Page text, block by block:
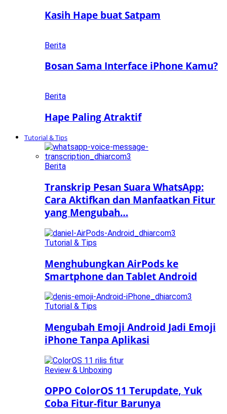
Kasih Hape buat Satpam
Berita
Bosan Sama Interface iPhone Kamu?
Berita
Hape Paling Atraktif
Tutorial & Tips
Berita
Transkrip Pesan Suara WhatsApp:
Cara Aktifkan dan Manfaatkan Fitur
yang Mengubah…
Tutorial & Tips
Menghubungkan AirPods ke
Smartphone dan Tablet Android
Tutorial & Tips
Mengubah Emoji Android Jadi Emoji
iPhone Tanpa Aplikasi
Review & Unboxing
OPPO ColorOS 11 Terupdate, Yuk
Coba Fitur-fitur Barunya